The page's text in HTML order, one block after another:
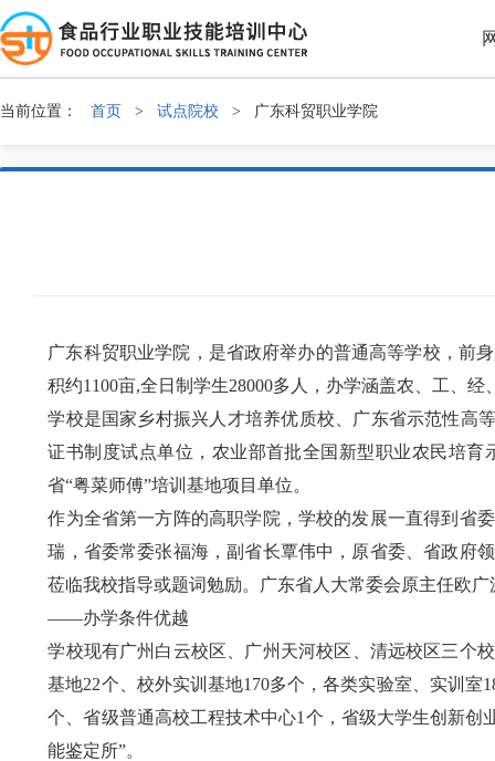
当前位置： 首页 > 试点院校 > 广东科贸职业学院
广东科贸职业学院，是省政府举办的普通高等学校，前
积约1100亩,全日制学生28000多人，办学涵盖农、工、
学校是国家乡村振兴人才培养优质校、广东省示范性高
证书制度试点单位，农业部首批全国新型职业农民培
省“粤菜师傅”培训基地项目单位。
作为全省第一方阵的高职学院，学校的发展一直得到省
瑞，省委常委张福海，副省长覃伟中，原省委、省政府
莅临我校指导或题词勉励。广东省人大常委会原主任欧
——办学条件优越
学校现有广州白云校区、广州天河校区、清远校区三个
基地22个、校外实训基地170多个，各类实验室、实训
个、省级普通高校工程技术中心1个，省级大学生创新创
能鉴定所”。